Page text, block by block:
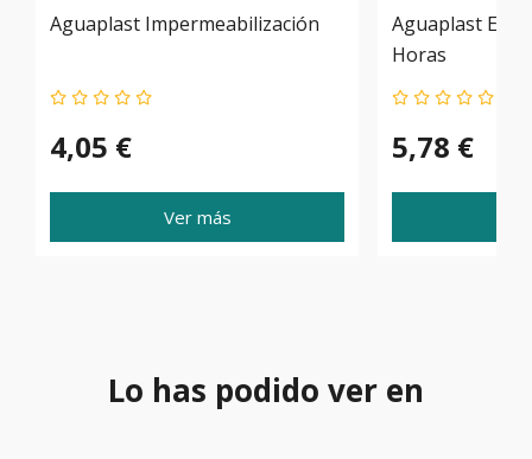
Aguaplast Impermeabilización
4,05 €
Ver más
Aguaplast
Horas
5,78 €
Lo has podido ver en